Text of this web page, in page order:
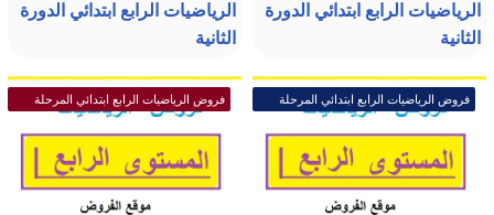
الرياضيات الرابع ابتدائي الدورة
الثانية
الرياضيات الرابع ابتدائي الدورة
الثانية
فروض الرياضيات الرابع ابتدائي المرحلة
فروض الرياضيات الرابع ابتدائي المرحلة